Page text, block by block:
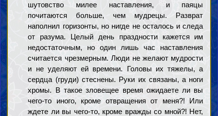
шутовство милее наставления, и паяцы
почитаются больше, чем мудрецы. Разврат
наполнил горизонты, но нигде не осталось и следа
от разума. Целый день праздности кажется им
недостаточным, но один лишь час наставления
считается чрезмерным. Люди не желают мудрости
и не уделяют ей времени. Головы их тяжелы, а
сердца (груди) стеснены. Руки их связаны, а ноги
хромы. В такое зловещее время ожидаете ли вы
чего-то иного, кроме отвращения от меня?! Или
ждете ли вы чего-то, кроме вражды со мной?! Нет,